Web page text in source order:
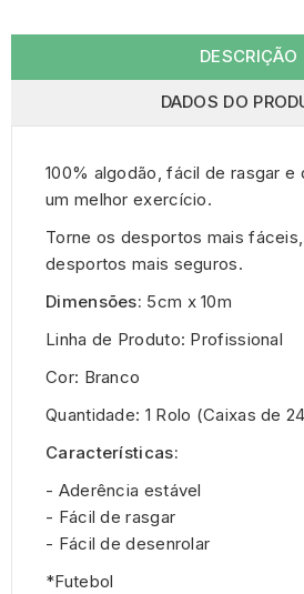
DESCRIÇÃO
DADOS DO
100% algodão,fácil de rasgar e
um melhor exercício.
Torne os desportos mais
desportos mais seguros.
Dimensões: 5cm x 10m
Linha de Produto: Profissional
Cor: Branco
Quantidade: 1 Rolo (Caixas de
Características:
- Aderência estável
- Fácil de rasgar
- Fácil de desenrolar
*Futebol